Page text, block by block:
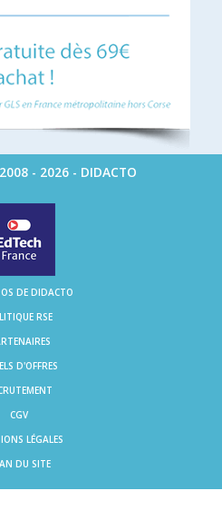
- 2026 - DIDACTO
DE DIDACTO
RSE
D'OFFRES
CGV
LÉGALES
DU SITE